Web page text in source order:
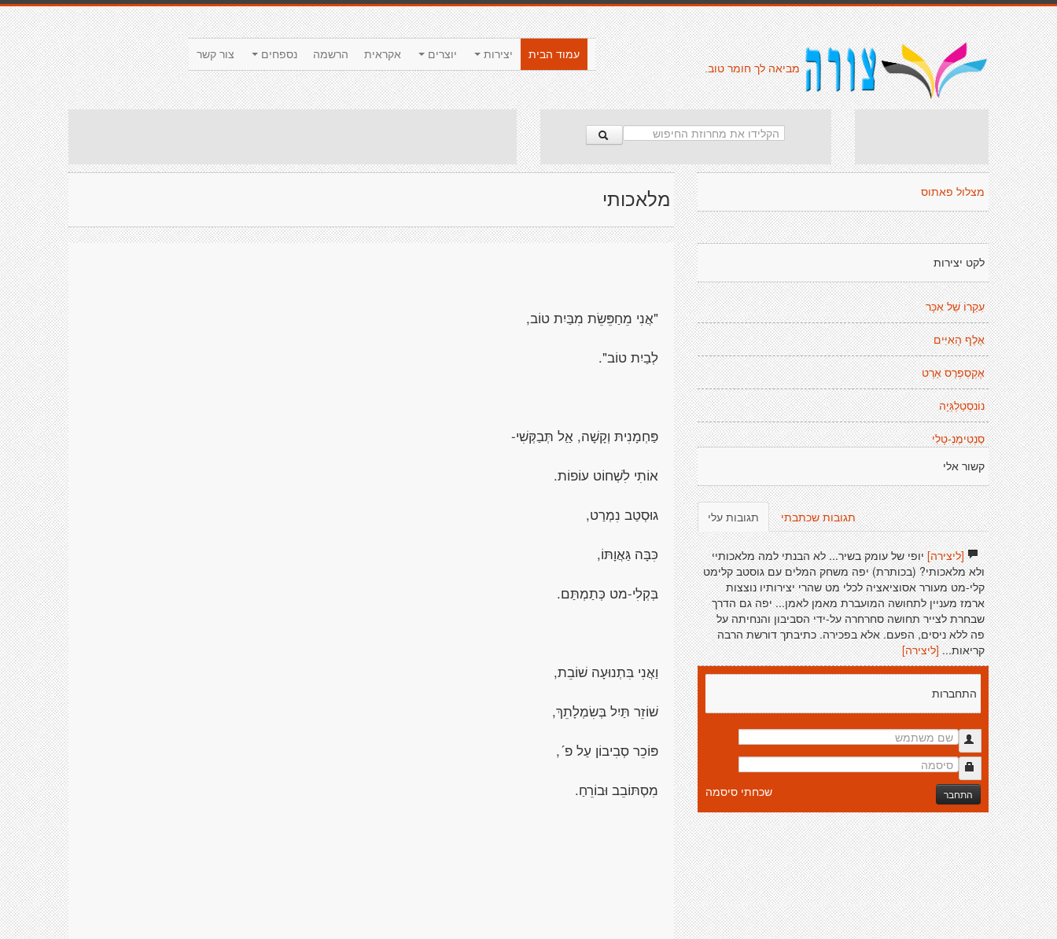
צור קשר נספחים הרשמה אקראית יוצרים יצירות
עמוד הבית
מביאה לך חומר טוב.
מלאכותי
"אֲנִי מֵחַפֵּשֵׂת מִבַּיִת טוֹב,
לְבַיִת טוֹב".
פַּחְמָנִיתּ וְקָשָׁה, אַַל תְּבַקְּשִׁי-
אוֹתִי לִשְׁחוֹט עוֹפוֹת.
גוּסְטַב נִמְרַט,
כִּבָּה גַּאֲוָתּוֹ,
בְּקְלִי-מט כְּתַמְתַּם.
וַאֲנִי בִּתְנוּעָה שׁוֹבֵת,
שׁוֹזֵר תַּיִל בְּשִׂמְלָתֵךְ,
פּוֹכֵר סְבִיבוֹן עַל פ´,
מִסְתּוֹבֵב וּבוֹרֵחַ.
מצלול פאתוס
לקט יצירות
עִקַרוֹ שֵׁל אִכָּר
אֶלֶף הָאִיִּים
אֶקְסְפְּרֶס אַרְט
נוֹנסְטַלְגְּיָה
סֶנְטִימֶנְ-טָלִי
קשור אלי
תגובות עלי תגובות שכתבתי
[ליצירה]יופי של עומק בשיר... לא הבנתי למה מלאכותיי
ולא מלאכותי? (בכותרת) יפה משחק המלים עם גוסטב קלימט
קלי-מט מעורר אסוציאציה לכלי מט שהרי יצירותיו נוצצות
ארמז מעניין לתחושה המועברת מאמן לאמן... יפה גם הדרך
שבחרת לצייר תחושה סחרחרה על-ידי הסביבון והנחיתה על
פה ללא ניסים, הפעם. אלא בפכירה. כתיבתך דורשת הרבה
קריאות... [ליצירה]
התחברות
התחבר שכחתי סיסמה